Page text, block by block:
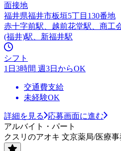
面接地
福井県福井市板垣5丁目130番地
赤十字前駅、越前花堂駅、商工
(福井)駅、新福井駅
シフト
1日3時間 週3日からOK
交通費支給
未経験OK
詳細を見る
応募画面に進む
アルバイト・パート
クスリのアオキ 文京薬局/医療